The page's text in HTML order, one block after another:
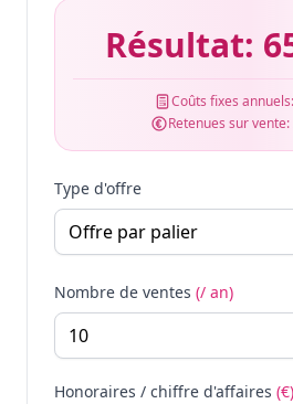
Résultat:
Coûts fixes annuels:
Retenues sur vente:
Type d'offre
Nombre de ventes (/ an)
Honoraires / chiffre d'affaires (€)